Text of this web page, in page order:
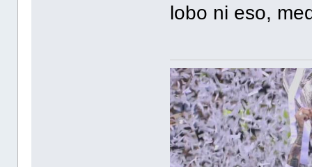
lobo ni eso,